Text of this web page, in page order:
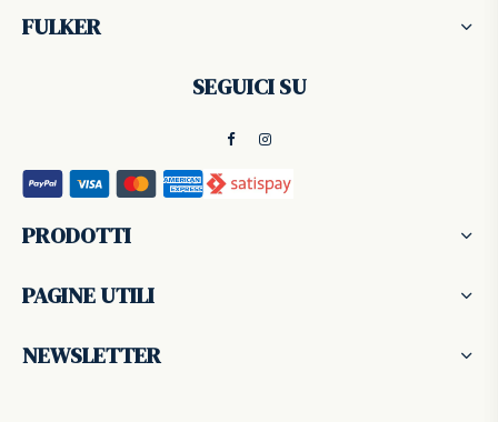
FULKER
SEGUICI SU
PRODOTTI
PAGINE UTILI
NEWSLETTER